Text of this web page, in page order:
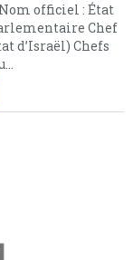
officiel : État
Chef
d’Israël) Chefs